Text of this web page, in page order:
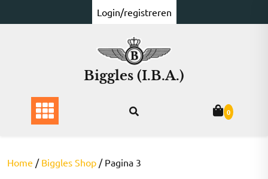
naar
Login/registreren
Biggles (I.B.A.)
0
Home / Biggles Shop / Pagina 3